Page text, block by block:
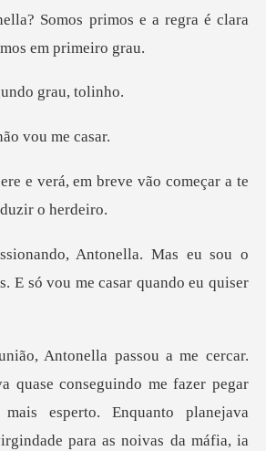
rimos e a regra é clara
g
em breve vão começar a te
s eu sou o
E só vo
nseguindo me fazer pegar
esperto. Enquanto planejava